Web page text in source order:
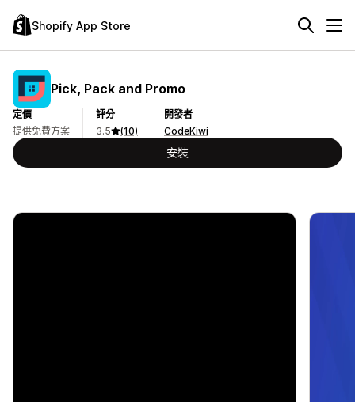
Shopify App Store
Pick, Pack and Promo
定價
提供免費方案
評分
3.5
(10)
開發者
CodeKiwi
安裝